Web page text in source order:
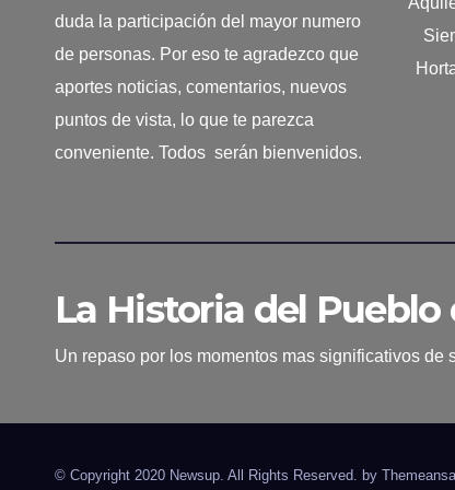
duda la participación del mayor numero
de personas. Por eso te agradezco que
aportes noticias, comentarios, nuevos
puntos de vista, lo que te parezca
conveniente. Todos serán bienvenidos.
La Historia del Pueblo
Un repaso por los momentos mas significativos de
© Copyright 2020 Newsup. All Rights Reserved. by